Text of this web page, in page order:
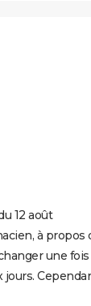
12 août
à propos
une